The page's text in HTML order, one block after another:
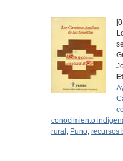
conocimiento
rural , Puno, recursos